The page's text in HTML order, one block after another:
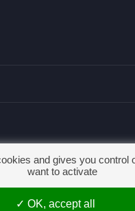
and gives you control
want to activate
OK, accept all